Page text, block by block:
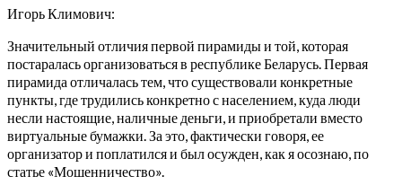
Игорь Климович:
Значительный отличия первой пирамиды и той, которая
постаралась организоваться в республике Беларусь. Первая
пирамида отличалась тем, что существовали конкретные
пункты, где трудились конкретно с населением, куда люди
несли настоящие, наличные деньги, и приобретали вместо
виртуальные бумажки. За это, фактически говоря, ее
организатор и поплатился и был осужден, как я осознаю, по
статье «Мошенничество».